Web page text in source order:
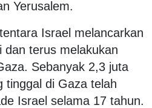
Yerusalem.
Israel melancarkan
dan terus melakukan
Sebanyak 2,3 juta
tinggal di Gaza telah
Israel selama 17 tahun.